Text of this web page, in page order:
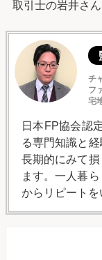
取引士の岩井さ
チ
フ
宅
日本FP協会認
る専門知識と
長期的にみて
ます。一人暮
からリピートを